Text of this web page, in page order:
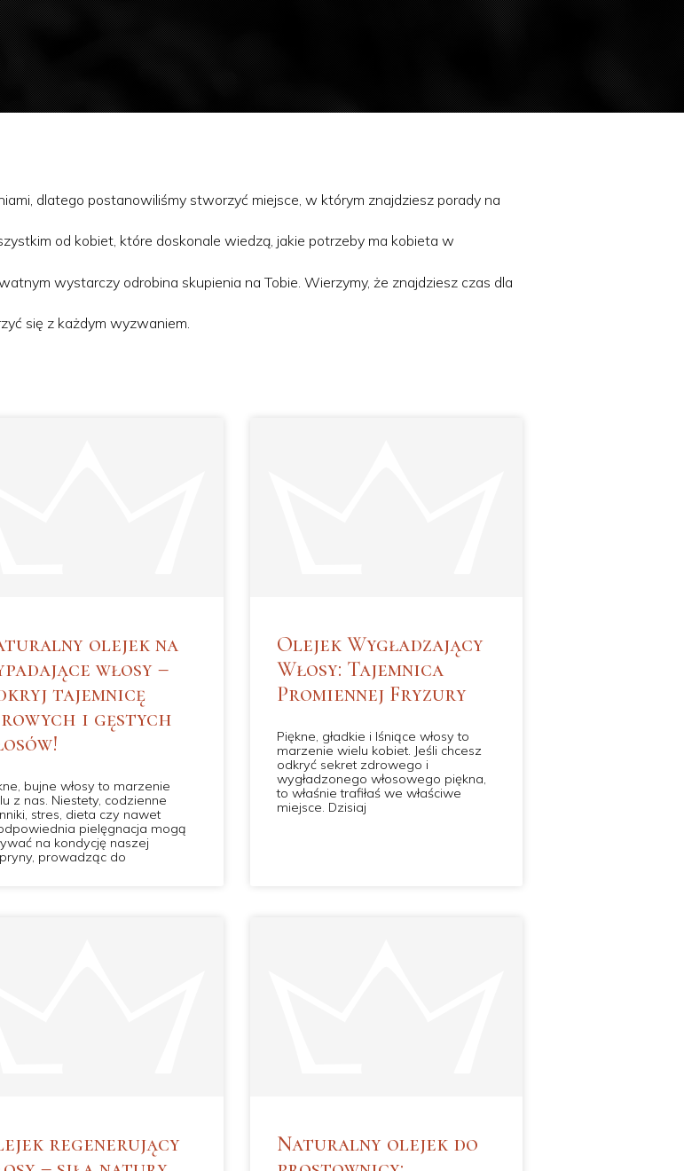
dlatego postanowiliśmy stworzyć miejsce, w którym znajdziesz porady na
od kobiet, które doskonale wiedzą, jakie potrzeby ma kobieta w
wystarczy odrobina skupienia na Tobie. Wierzymy, że znajdziesz czas dla
się z każdym wyzwaniem.
olejek na
włosy –
tajemnicę
i gęstych
bujne włosy to marzenie
z nas. Niestety, codzienne
stres, dieta czy nawet
pielęgnacja mogą
na kondycję naszej
prowadząc do
Olejek Wygładzający
Włosy: Tajemnica
Promiennej Fryzury
Piękne, gładkie i lśniące włosy to
marzenie wielu kobiet. Jeśli chcesz
odkryć sekret zdrowego i
wygładzonego włosowego piękna,
to właśnie trafiłaś we właściwe
miejsce. Dzisiaj
regenerujący
Naturalny olejek do